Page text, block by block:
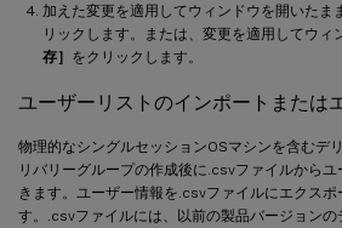
加えた変更を適用してウィンドウを開いたま
リックします。または、変更を適用してウィ
存］ をクリックします。
ユーザーリストのインポートまたは
物理的なシングルセッションOSマシンを含むデ
リバリーグループの作成後に.csvファイルから
きます。ユーザー情報を.csvファイルにエクスポ
す。.csvファイルには、以前の製品バージョンの